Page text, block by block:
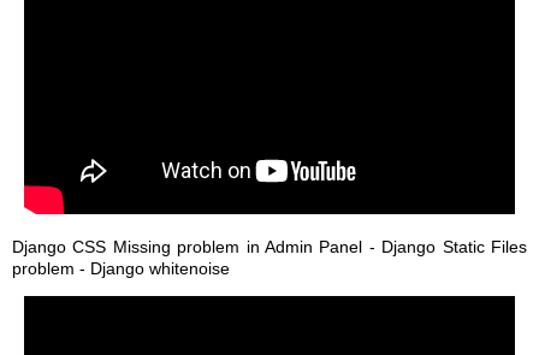
Django CSS Missing problem in Admin Panel - Django Static Files
problem - Django whitenoise